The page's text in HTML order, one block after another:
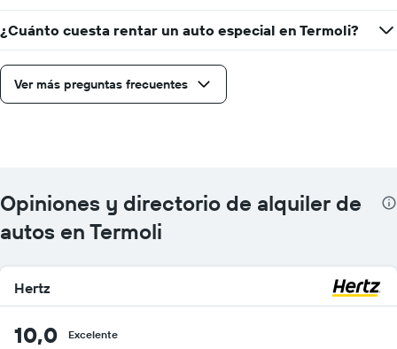
¿Cuánto cuesta rentar un auto especial en Termoli?
Ver más preguntas frecuentes
Opiniones y directorio de alquiler de
autos en Termoli
Hertz
10,0 Excelente